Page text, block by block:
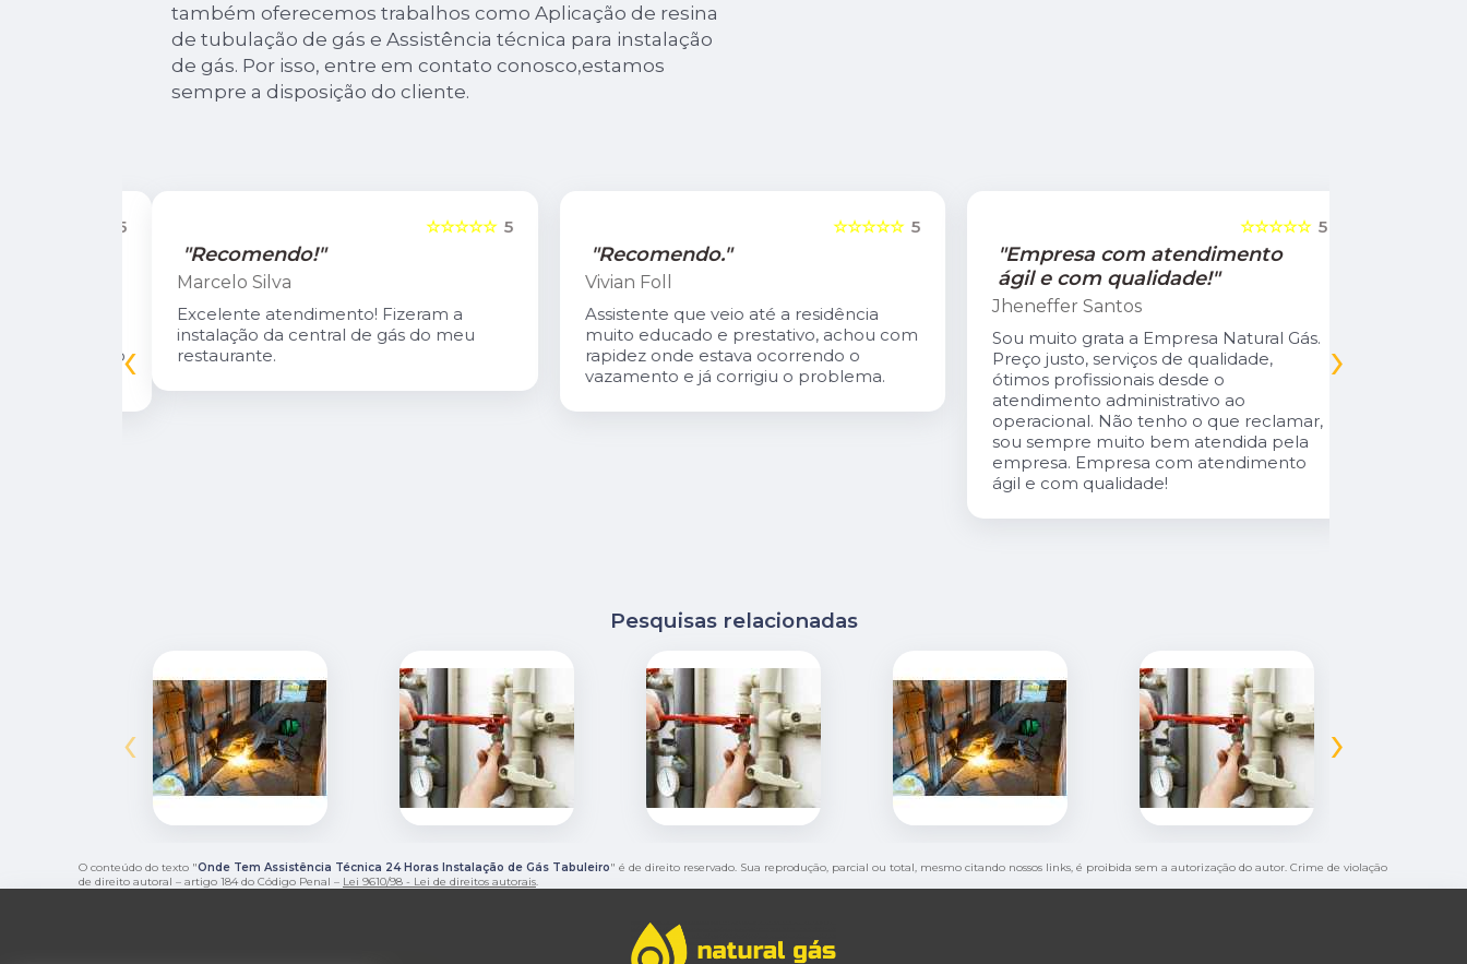
também oferecemos trabalhos como Aplicação de resina
de tubulação de gás e Assistência técnica para instalação
de gás. Por isso, entre em contato conosco,estamos
sempre a disposição do cliente.
5
☆☆☆☆☆
"Recomendo!"
Marcelo Silva
Excelente atendimento! Fizeram a
instalação da central de gás do meu
restaurante.
5
☆☆☆☆☆
"Recomendo."
Vivian Foll
Assistente que veio até a residência
muito educado e prestativo, achou com
rapidez onde estava ocorrendo o
vazamento e já corrigiu o problema.
5
☆☆☆☆☆
"Empresa com atendimento
ágil e com qualidade!"
Jheneffer Santos
Sou muito grata a Empresa Natural Gás.
Preço justo, serviços de qualidade,
ótimos profissionais desde o
atendimento administrativo ao
operacional. Não tenho o que reclamar,
sou sempre muito bem atendida pela
empresa. Empresa com atendimento
ágil e com qualidade!
‹ ›
Pesquisas relacionadas
‹ ›
O conteúdo do texto "Onde Tem Assistência Técnica 24 Horas Instalação de Gás Tabuleiro" é de direito reservado. Sua reprodução, parcial ou total, mesmo citando nossos links, é proibida sem a autorização do autor. Crime de violação
de direito autoral – artigo 184 do Código Penal – Lei 9610/98 - Lei de direitos autorais.